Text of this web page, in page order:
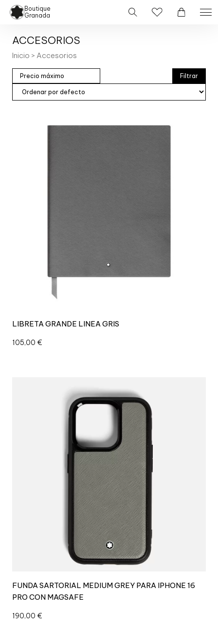
Boutique
Granada
ACCESORIOS
Inicio > Accesorios
Filtrar
LIBRETA GRANDE LINEA GRIS
105,00 €
FUNDA SARTORIAL MEDIUM GREY PARA IPHONE 16
PRO CON MAGSAFE
190,00 €